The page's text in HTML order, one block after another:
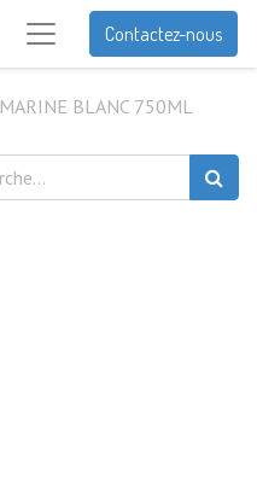
Contactez-nous
BLANC 750ML